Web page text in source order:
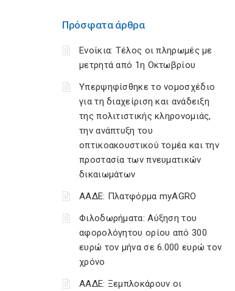
Πρόσφατα άρθρα
Ενοίκια: Τέλος οι πληρωμές με
μετρητά από 1η Οκτωβρίου
Υπερψηφίσθηκε το νομοσχέδιο
για τη διαχείριση και ανάδειξη
της πολιτιστικής κληρονομιάς,
την ανάπτυξη του
οπτικοακουστικού τομέα και την
προστασία των πνευματικών
δικαιωμάτων
ΑΑΔΕ: Πλατφόρμα myAGRO
Φιλοδωρήματα: Αύξηση του
αφορολόγητου ορίου από 300
ευρώ τον μήνα σε 6.000 ευρώ τον
χρόνο
ΑΑΔΕ: Ξεμπλοκάρουν οι